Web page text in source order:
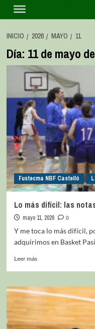
INICIO 2026 MAYO 11
Día: 11 de mayo
Fustecma NBF Castelló
Lo más difícil: las
mayo 11, 2026
0
Y me toca lo más difícil,
adquirimos en Basket
Leer más